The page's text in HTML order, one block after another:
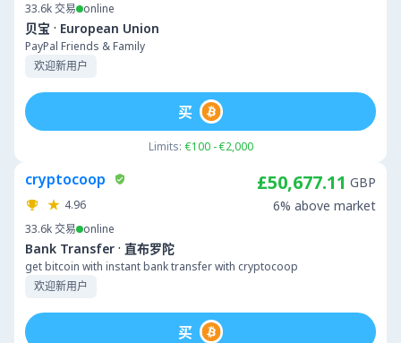
33.6k交易 online
贝宝 · European Union
PayPal Friends & Family
欢迎新用户
Limits: €100 - €2,000
买
cryptocoop
4.96
33.6k交易 online
Bank Transfer · 直布罗陀
get bitcoin with instant bank transfer with cryptocoop
欢迎新用户
£50,677.11 GBP
6% above market
买